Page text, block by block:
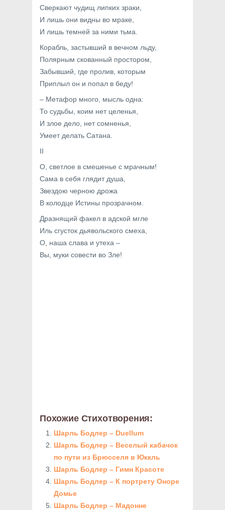
Сверкают чудищ липких зраки,
И лишь они видны во мраке,
И лишь темней за ними тьма.
Корабль, застывший в вечном льду,
Полярным скованный простором,
Забывший, где пролив, которым
Приплыл он и попал в беду!
– Метафор много, мысль одна:
То судьбы, коим нет целенья,
И злое дело, нет сомненья,
Умеет делать Сатана.
II
О, светлое в смешенье с мрачным!
Сама в себя глядит душа,
Звездою черною дрожа
В колодце Истины прозрачном.
Дразнящий факел в адской мгле
Иль сгусток дьявольского смеха,
О, наша слава и утеха –
Вы, муки совести во Зле!
Похожие Стихотворения:
Шарль Бодлер – Duellum
Шарль Бодлер – Веселый кабачок
по пути из Брюсселя в Юккль
Шарль Бодлер – Гимн Красоте
Шарль Бодлер – К портрету Оноре
Домье
Шарль Бодлер – Мадонне